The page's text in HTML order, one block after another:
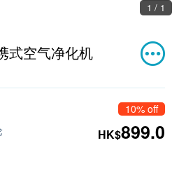
1 / 1
式空气净化机
10% off
HK$899.0